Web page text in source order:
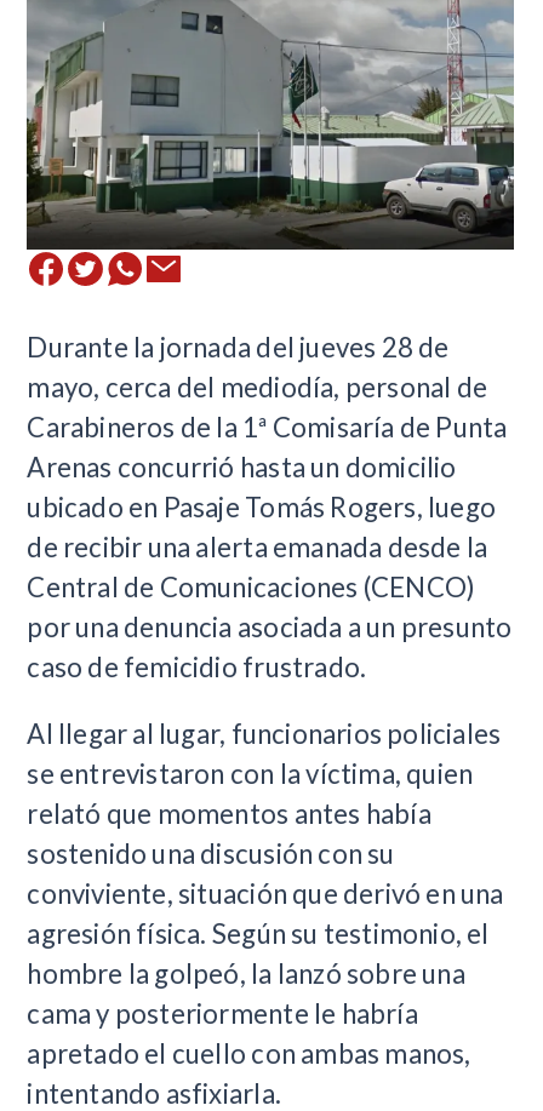
Durante la jornada del jueves 28 de
mayo, cerca del mediodía, personal de
Carabineros de la 1ª Comisaría de Punta
Arenas concurrió hasta un domicilio
ubicado en Pasaje Tomás Rogers, luego
de recibir una alerta emanada desde la
Central de Comunicaciones (CENCO)
por una denuncia asociada a un presunto
caso de femicidio frustrado.
Al llegar al lugar, funcionarios policiales
se entrevistaron con la víctima, quien
relató que momentos antes había
sostenido una discusión con su
conviviente, situación que derivó en una
agresión física. Según su testimonio, el
hombre la golpeó, la lanzó sobre una
cama y posteriormente le habría
apretado el cuello con ambas manos,
intentando asfixiarla.